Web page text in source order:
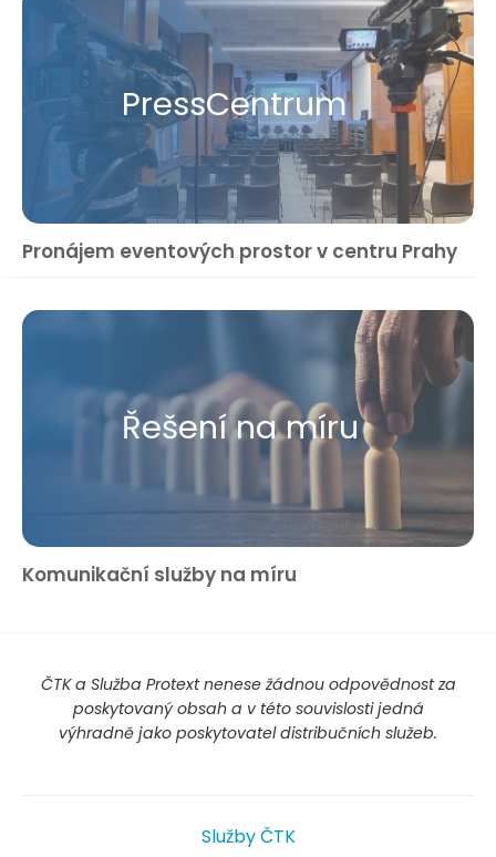
Press​Centrum
Pronájem eventových prostor v centru Prahy
Řešení na míru
Komunikační služby na míru
ČTK a Služba Protext nenese žádnou odpovědnost za
poskytovaný obsah a v této souvislosti jedná
výhradně jako poskytovatel distribučních služeb.
Služby ČTK